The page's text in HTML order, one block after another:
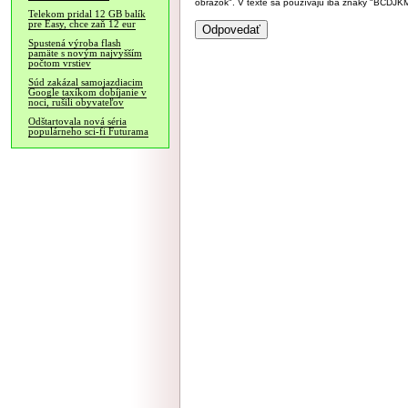
Telekom pridal 12 GB balík
pre Easy, chce zaň 12 eur
Spustená výroba flash
pamäte s novým najvyšším
počtom vrstiev
Súd zakázal samojazdiacim
Google taxíkom dobíjanie v
noci, rušili obyvateľov
Odštartovala nová séria
populárneho sci-fi Futurama
obrázok". V texte sa používajú iba znaky